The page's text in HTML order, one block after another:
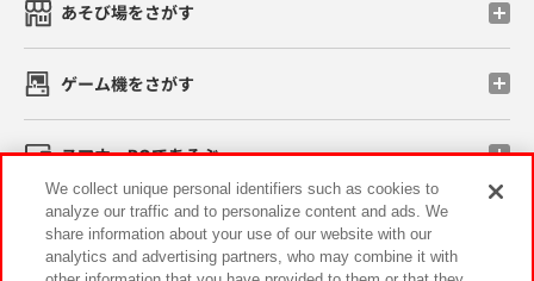
あそび場をさがす
ゲーム機をさがす
スマホ・PCであそぶ
イベント・キャンペーン
We collect unique personal identifiers such as cookies to
analyze our traffic and to personalize content and ads. We
share information about your use of our website with our
analytics and advertising partners, who may combine it with